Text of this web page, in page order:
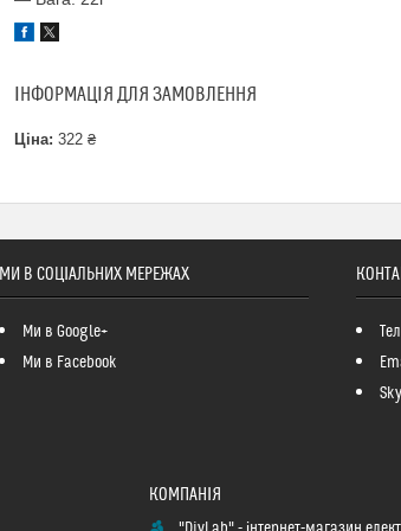
ІНФОРМАЦІЯ ДЛЯ ЗАМОВЛЕННЯ
Ціна: 322 ₴
МИ В СОЦІАЛЬНИХ МЕРЕЖАХ
Ми в Google+
Ми в Facebook